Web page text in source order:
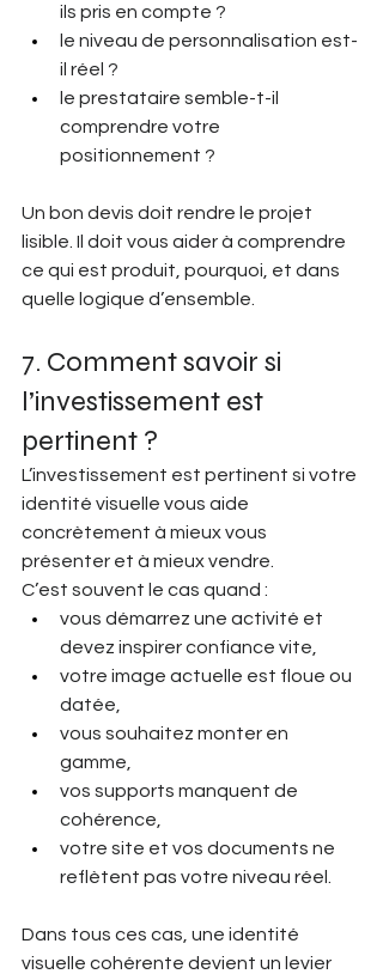
ils pris en compte ?
le niveau de personnalisation est-
il réel ?
le prestataire semble-t-il
comprendre votre
positionnement ?
Un bon devis doit rendre le projet
lisible. Il doit vous aider à comprendre
ce qui est produit, pourquoi, et dans
quelle logique d’ensemble.
7. Comment savoir si
l’investissement est
pertinent ?
L’investissement est pertinent si votre
identité visuelle vous aide
concrètement à mieux vous
présenter et à mieux vendre.
C’est souvent le cas quand :
vous démarrez une activité et
devez inspirer confiance vite,
votre image actuelle est floue ou
datée,
vous souhaitez monter en
gamme,
vos supports manquent de
cohérence,
votre site et vos documents ne
reflètent pas votre niveau réel.
Dans tous ces cas, une identité
visuelle cohérente devient un levier